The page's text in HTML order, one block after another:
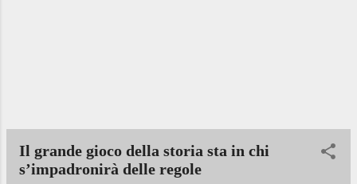
Il grande gioco della storia sta in chi
s’impadronirà delle regole